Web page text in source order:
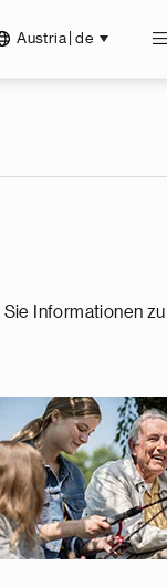
Austria | de
Informationen zu